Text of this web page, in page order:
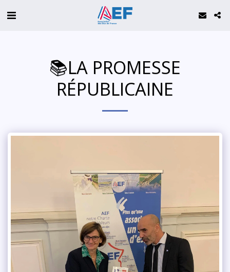
📚LA PROMESSE
RÉPUBLICAINE